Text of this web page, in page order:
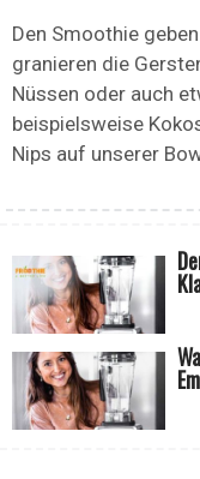
Den Smoothie
granieren die
Nüssen oder auch
beispielsweise
Nips auf unserer